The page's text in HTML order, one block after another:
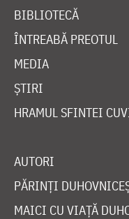
BIBLIOTECĂ
ÎNTREABĂ PREOTUL
MEDIA
ȘTIRI
HRAMUL SFINTEI
AUTORI
PĂRINȚI
MAICI CU VIAȚĂ